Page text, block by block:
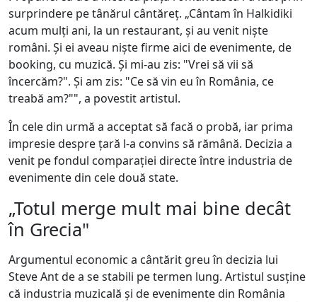
surprindere pe tânărul cântăreț. „Cântam în Halkidiki
acum mulți ani, la un restaurant, și au venit niște
români. Și ei aveau niște firme aici de evenimente, de
booking, cu muzică. Și mi-au zis: "Vrei să vii să
încercăm?". Și am zis: "Ce să vin eu în România, ce
treabă am?"", a povestit artistul.
În cele din urmă a acceptat să facă o probă, iar prima
impresie despre țară l-a convins să rămână. Decizia a
venit pe fondul comparației directe între industria de
evenimente din cele două state.
„Totul merge mult mai bine decât
în Grecia"
Argumentul economic a cântărit greu în decizia lui
Steve Ant de a se stabili pe termen lung. Artistul susține
că industria muzicală și de evenimente din România